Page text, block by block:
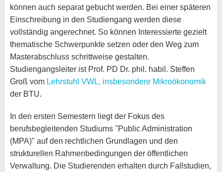
können auch separat gebucht werden. Bei einer späteren
Einschreibung in den Studiengang werden diese
vollständig angerechnet. So können Interessierte gezielt
thematische Schwerpunkte setzen oder den Weg zum
Masterabschluss schrittweise gestalten.
Studiengangsleiter ist Prof. PD Dr. phil. habil. Steffen
Groß vom Lehrstuhl VWL, insbesondere Mikroökonomik
der BTU.
In den ersten Semestern liegt der Fokus des
berufsbegleitenden Studiums "Public Administration
(MPA)" auf den rechtlichen Grundlagen und den
strukturellen Rahmenbedingungen der öffentlichen
Verwaltung. Die Studierenden erhalten durch Fallstudien,